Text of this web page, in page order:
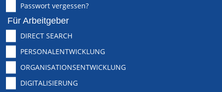
Passwort vergessen?
Für Arbeitgeber
DIRECT SEARCH
PERSONALENTWICKLUNG
ORGANISATIONSENTWICKLUNG
DIGITALISIERUNG